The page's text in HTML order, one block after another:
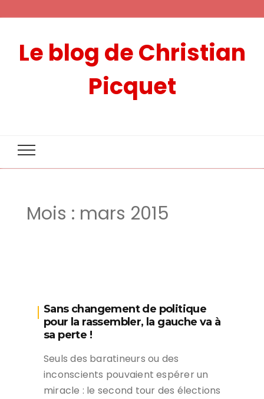
Le blog de Christian
Picquet
Mois : mars 2015
Sans changement de politique
pour la rassembler, la gauche va à
sa perte !
Seuls des baratineurs ou des
inconscients pouvaient espérer un
miracle : le second tour des élections